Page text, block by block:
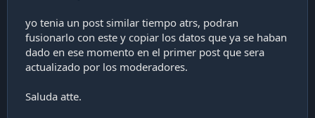
yo tenia un post similar tiempo atrs, podran
fusionarlo con este y copiar los datos que ya se haban
dado en ese momento en el primer post que sera
actualizado por los moderadores.
Saluda atte.